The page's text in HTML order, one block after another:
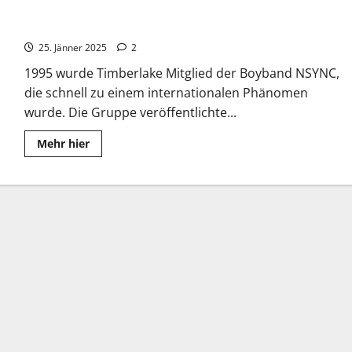
25. Jänner 2025 2
1995 wurde Timberlake Mitglied der Boyband NSYNC,
die schnell zu einem internationalen Phänomen
wurde. Die Gruppe veröffentlichte...
Mehr hierRead
more
Timberlake: